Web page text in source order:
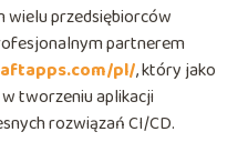
wielu przedsiębiorców
partnerem
pl/, który jako
tworzeniu aplikacji
rozwiązań CI/CD.